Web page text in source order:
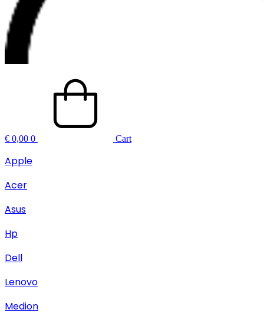
€ 0,00 0 Cart
Apple
Acer
Asus
Hp
Dell
Lenovo
Medion